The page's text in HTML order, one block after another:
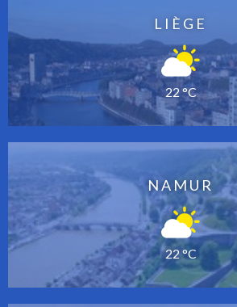
LIÈGE
22 °C
NAMUR
22 °C